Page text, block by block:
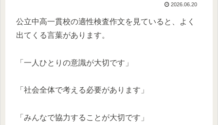
2026.06.20
公立中高一貫校の適性検査作文を見ていると、よく
出てくる言葉があります。
「一人ひとりの意識が大切です」
「社会全体で考える必要があります」
「みんなで協力することが大切です」